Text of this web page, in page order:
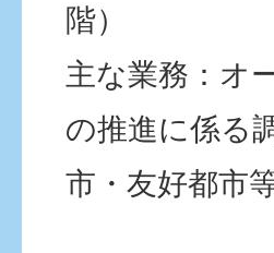
階）
主な業務：オ
の推進に係る
市・友好都市